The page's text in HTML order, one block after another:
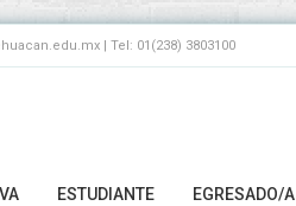
| Tel: 01(238) 3803100
ESTUDIANTE EGRESADO/A